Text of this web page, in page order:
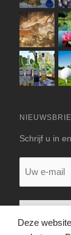
Deze
Schrijf u in
e-